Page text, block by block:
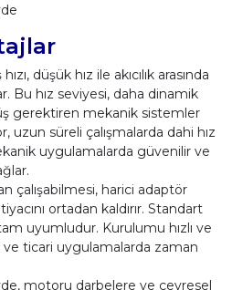
düşük hız ile akıcılık arasında
Bu hız seviyesi, daha dinamik
gerektiren mekanik sistemler
uzun süreli çalışmalarda dahi hız
uygulamalarda güvenilir ve
çalışabilmesi, harici adaptör
ortadan kaldırır. Standart
uyumludur. Kurulumu hızlı ve
ticari uygulamalarda zaman
motoru darbelere ve çevresel